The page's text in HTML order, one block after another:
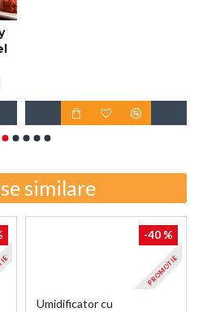
similare
PROMOTIE
-40 %
Umidificator cu